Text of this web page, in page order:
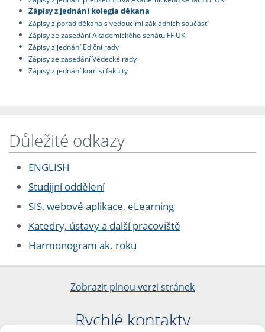
Zápisy z jednání kolegia děkana
Zápisy z porad děkana s vedoucími základních součástí
Zápisy ze zasedání Akademického senátu FF UK
Zápisy z jednání Ediční rady
Zápisy ze zasedání Vědecké rady
Zápisy z jednání komisí fakulty
Důležité odkazy
ENGLISH
Studijní oddělení
SIS, webové aplikace, eLearning
Katedry, ústavy a další pracoviště
Harmonogram ak. roku
Zobrazit plnou verzi stránek
Rychlé kontakty